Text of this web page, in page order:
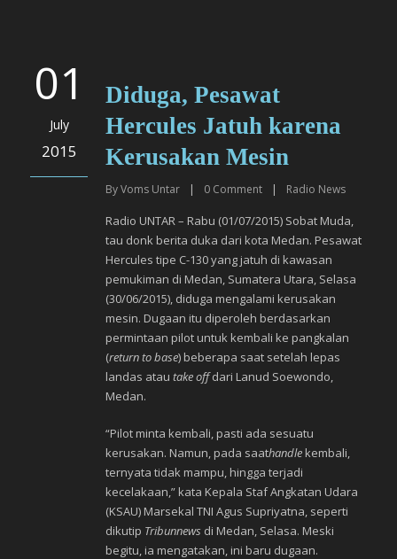
01
July
2015
Diduga, Pesawat
Hercules Jatuh karena
Kerusakan Mesin
ByVoms Untar | 0 Comment | Radio News
Radio UNTAR – Rabu (01/07/2015) Sobat Muda,
tau donk berita duka dari kota Medan. Pesawat
Hercules tipe C-130 yang jatuh di kawasan
pemukiman di Medan, Sumatera Utara, Selasa
(30/06/2015), diduga mengalami kerusakan
mesin. Dugaan itu diperoleh berdasarkan
permintaan pilot untuk kembali ke pangkalan
(return to base) beberapa saat setelah lepas
landas atau take offdari Lanud Soewondo,
Medan.
“Pilot minta kembali, pasti ada sesuatu
kerusakan. Namun, pada saathandle kembali,
ternyata tidak mampu, hingga terjadi
kecelakaan,” kata Kepala Staf Angkatan Udara
(KSAU) Marsekal TNI Agus Supriyatna, seperti
dikutip Tribunnews di Medan, Selasa. Meski
begitu, ia mengatakan, ini baru dugaan.